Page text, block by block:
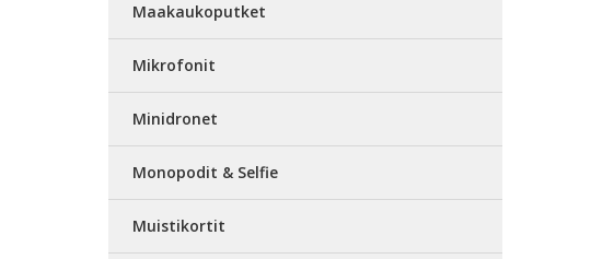
Maakaukoputket
Mikrofonit
Minidronet
Monopodit & Selfie
Muistikortit